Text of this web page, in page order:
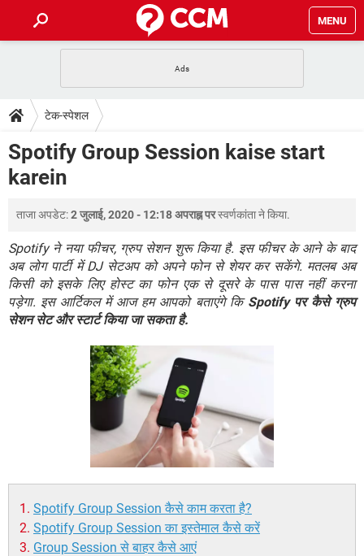
MENU
फोन पर अकाउंट बैलेंस चेक
WhatsApp Hack हो गया? Lucky Patcher यूज करें
टेक-स्पेशल
2020 के फ्री एंटीवायरस
बेस्ट फ्री ऑनलाइन गेम्स
डाउनलोड
Vidmate
FORUM
TikTok Account Freeze हो गया JioPhone में TikTok डाउनलोड
SBI बैंक अकाउंट नंबर पता करें
केबल और कनेक्टर्स कंप्यूटर बस
सीरियल और पैरलल पोर्ट
टेक-स्पेशल
Spotify Group Session kaise start
karein
ताजा अपडेट:2 जुलाई, 2020 - 12:18 अपराह्न परस्वर्णकांताने किया.
Spotify ने नया फीचर, ग्रुप सेशन शुरू किया है. इस फीचर के आने के बाद
अब लोग पार्टी में DJ सेटअप को अपने फोन से शेयर कर सकेंगे. मतलब अब
किसी को इसके लिए होस्ट का फोन एक से दूसरे के पास पास नहीं करना
पड़ेगा. इस आर्टिकल में आज हम आपको बताएंगे कि Spotify पर कैसे ग्रुप
सेशन सेट और स्टार्ट किया जा सकता है.
Spotify Group Session कैसे काम करता है?
Spotify Group Session का इस्तेमाल कैसे करें
Group Session से बाहर कैसे आएं